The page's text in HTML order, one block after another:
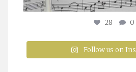
28 0
Follow us on